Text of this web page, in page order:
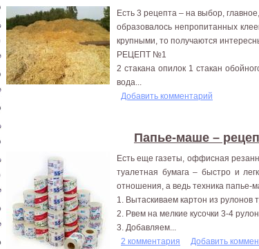
Есть 3 рецепта – на выбор,
образовалось непропитанных
крупными, то получаются
РЕЦЕПТ №1
2 стакана опилок 1 стакан
вода...
Добавить комментарий
Папье-маше –
Есть еще газеты, оффисная
туалетная бумага – быстро и
отношения, а ведь техника папье-
1. Вытаскиваем картон из рулонов
2. Рвем на мелкие кусочки 3-4
3. Добавляем...
2 комментария
Добавить